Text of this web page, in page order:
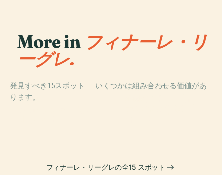
More in フィナーレ・リ
ーグレ.
発見すべき15スポット — いくつかは組み合わせる価値があ
ります。
PLACE
PLACE
PLACE
フィナーレ・リーグレの全15 スポット